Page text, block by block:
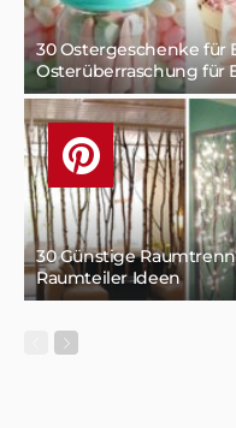
30 Ostergeschenke für
Osterüberraschung für
30 Günstige
Raumteiler Ideen